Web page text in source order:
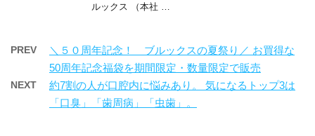
ルックス （本社 …
PREV
＼５０周年記念！ ブルックスの夏祭り／ お買得な
50周年記念福袋を期間限定・数量限定で販売
NEXT
約7割の人が口腔内に悩みあり。 気になるトップ3は
「口臭」「歯周病」「虫歯」。